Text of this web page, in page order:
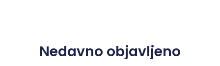
Nedavno objavljeno